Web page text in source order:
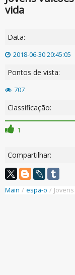
vida
Data:
2018-06-30 20:45:05
Pontos de vista:
707
Classificação:
1
Compartilhar:
Main / espa-o /